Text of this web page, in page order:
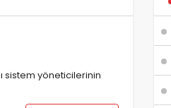
sistem yöneticilerinin